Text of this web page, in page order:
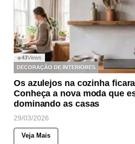
◉43Views
DECORAÇÃO DE INTERIORES
Os azulejos na cozinha
Conheça a nova moda que
dominando as casas
29/03/2026
Veja Mais